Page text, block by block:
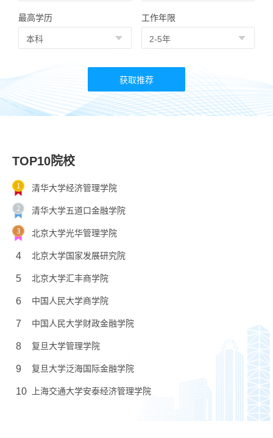
最高学历 工作年限
TOP10院校
清华大学经济管理学院
清华大学五道口金融学院
北京大学光华管理学院
4 北京大学国家发展研究院
5 北京大学汇丰商学院
6 中国人民大学商学院
7 中国人民大学财政金融学院
8 复旦大学管理学院
9 复旦大学泛海国际金融学院
10 上海交通大学安泰经济管理学院